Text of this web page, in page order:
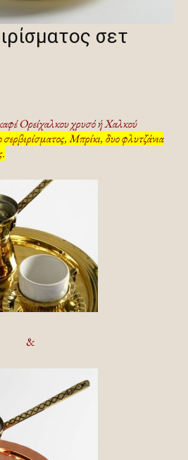
σετ
Ορείχαλκου χρυσό ή Χαλκού
σερβιρίσματος, Μπρίκι, δυο φλυτζάνια
&